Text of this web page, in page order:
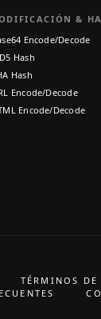
&
Encode/Decode
Hash
Hash
Encode/Decode
Encode/Decode
TÉRMINOS DE